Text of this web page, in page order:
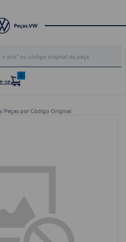
se
0
/Peças por Código Original